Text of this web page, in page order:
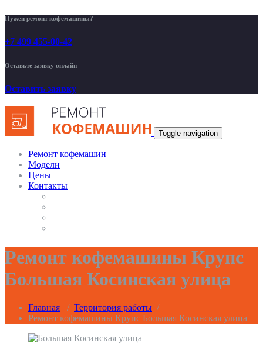
Нужен ремонт кофемашины?
+7 499 455-00-42
Оставьте заявку онлайн
Оставить заявку
Toggle navigation
Ремонт кофемашин
Модели
Цены
Контакты
Ремонт кофемашины Крупс
Большая Косинская улица
Главная / Территория работы /
Ремонт кофемашины Крупс Большая Косинская улица